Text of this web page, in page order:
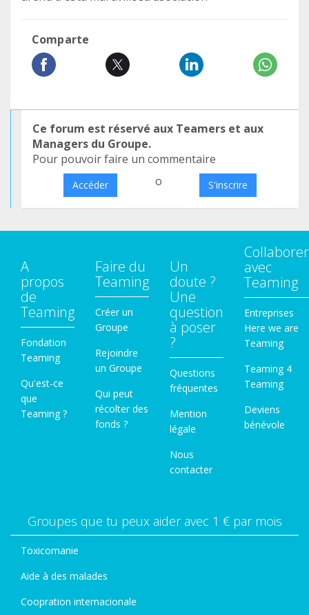
Comparte
Ce forum est réservé aux Teamers et aux
Managers du Groupe.
Pour pouvoir faire un commentaire
Accéder o S'inscrire
A
propos
de
Teaming
Fondation
Teaming
Qu'est-ce
que
Teaming ?
Faire du
Teaming
Créer un
Groupe
Rejoindre
un Groupe
Qui peut
récolter des
fonds ?
Un
doute ?
Une
question
à poser
?
Questions
fréquentes
Mention
légale
Nous
contacter
Collaborer
avec
Teaming
Entreprises
Here we are
Teaming
Teaming 4
Teaming
Deviens
bénévole
Groupes que tu peux aider avec 1 € par mois
Toxicomanie
Aide à des malades
Coopration internacionale